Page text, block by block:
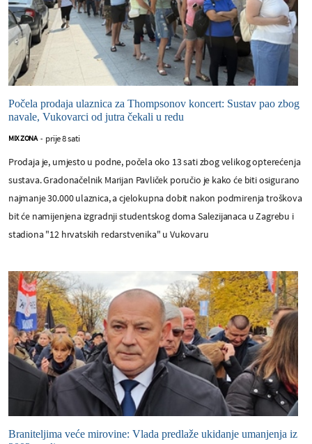
Počela prodaja ulaznica za Thompsonov koncert: Sustav pao zbog
navale, Vukovarci od jutra čekali u redu
MIX ZONA - prije 8 sati
Prodaja je, umjesto u podne, počela oko 13 sati zbog velikog opterećenja
sustava. Gradonačelnik Marijan Pavliček poručio je kako će biti osigurano
najmanje 30.000 ulaznica, a cjelokupna dobit nakon podmirenja troškova
bit će namijenjena izgradnji studentskog doma Salezijanaca u Zagrebu i
stadiona "12 hrvatskih redarstvenika" u Vukovaru
Braniteljima veće mirovine: Vlada predlaže ukidanje umanjenja iz